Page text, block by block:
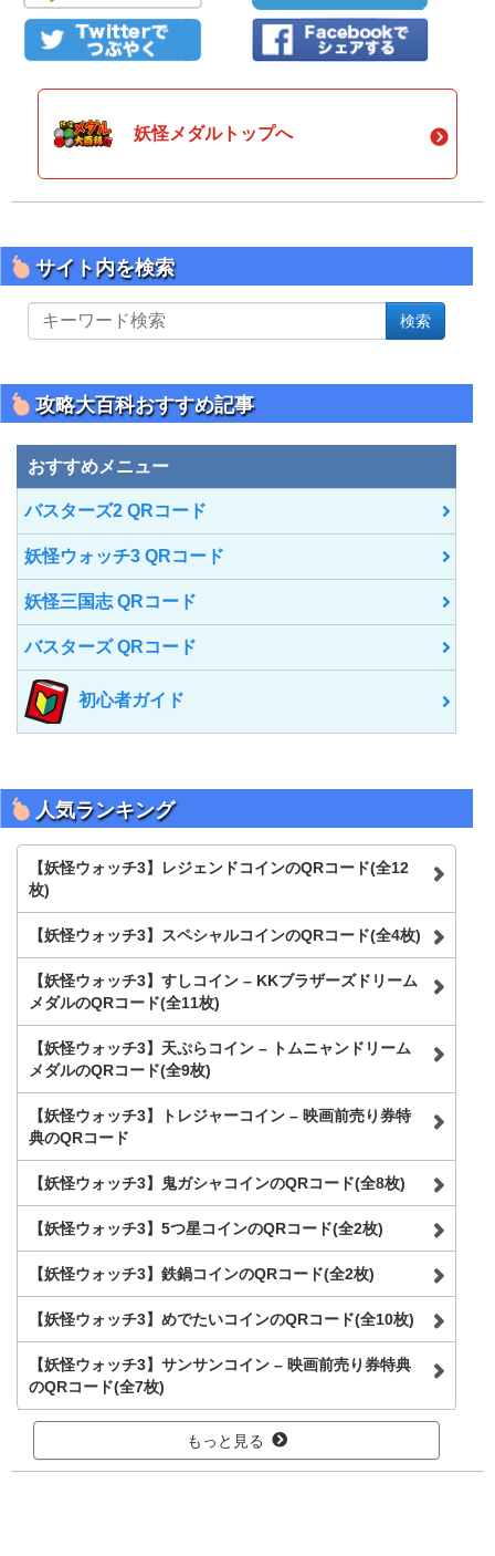
妖怪メダルトップへ
サイト内を検索
イ
を
検
索
検索
攻略大百科おすすめ記事
おすすめメニュー
バスターズ2 QRコード
妖怪ウォッチ3 QRコード
妖怪三国志 QRコード
バスターズ QRコード
初心者ガイド
人気ランキング
【妖怪ウォッチ3】レジェンドコインのQRコード(全12
枚)
【妖怪ウォッチ3】スペシャルコインのQRコード(全4枚)
【妖怪ウォッチ3】すしコイン – KKブラザーズドリーム
メダルのQRコード(全11枚)
【妖怪ウォッチ3】天ぷらコイン – トムニャンドリーム
メダルのQRコード(全9枚)
【妖怪ウォッチ3】トレジャーコイン – 映画前売り券特
典のQRコード
【妖怪ウォッチ3】鬼ガシャコインのQRコード(全8枚)
【妖怪ウォッチ3】5つ星コインのQRコード(全2枚)
【妖怪ウォッチ3】鉄鍋コインのQRコード(全2枚)
【妖怪ウォッチ3】めでたいコインのQRコード(全10枚)
【妖怪ウォッチ3】サンサンコイン – 映画前売り券特典
のQRコード(全7枚)
もっと見る